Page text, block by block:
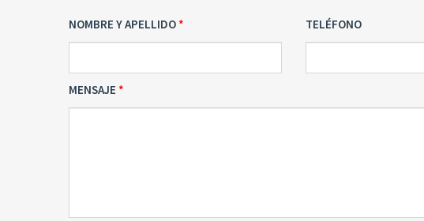
NOMBRE Y APELLIDO TELÉFONO
MENSAJE